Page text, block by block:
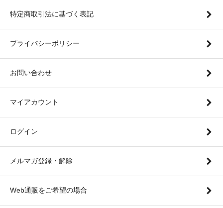
特定商取引法に基づく表記
プライバシーポリシー
お問い合わせ
マイアカウント
ログイン
メルマガ登録・解除
Web通販をご希望の場合